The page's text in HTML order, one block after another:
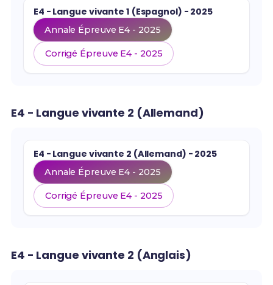
E4 - Langue vivante 1 (Espagnol) - 2025
Annale Épreuve E4 - 2025
Corrigé Épreuve E4 - 2025
E4 - Langue vivante 2 (Allemand)
E4 - Langue vivante 2 (Allemand) - 2025
Annale Épreuve E4 - 2025
Corrigé Épreuve E4 - 2025
E4 - Langue vivante 2 (Anglais)